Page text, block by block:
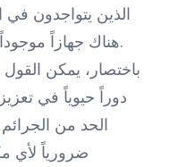
الذين يتواجدون
هناك جهازاً موجوداً للكشف عن أي تهديد محتمل.
باختصار، يمكن
دوراً حيوياً في
الحد من الجرائم
ضرورياً لأي